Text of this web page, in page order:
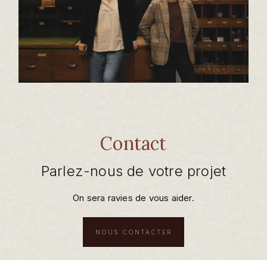
Contact
Parlez-nous de votre projet
On sera ravies de vous aider.
NOUS CONTACTER